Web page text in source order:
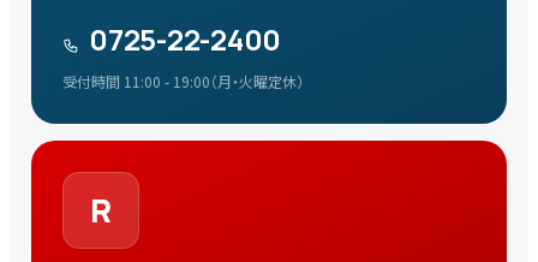
0725-22-2400
受付時間 11:00 - 19:00（月・火曜定休）
R